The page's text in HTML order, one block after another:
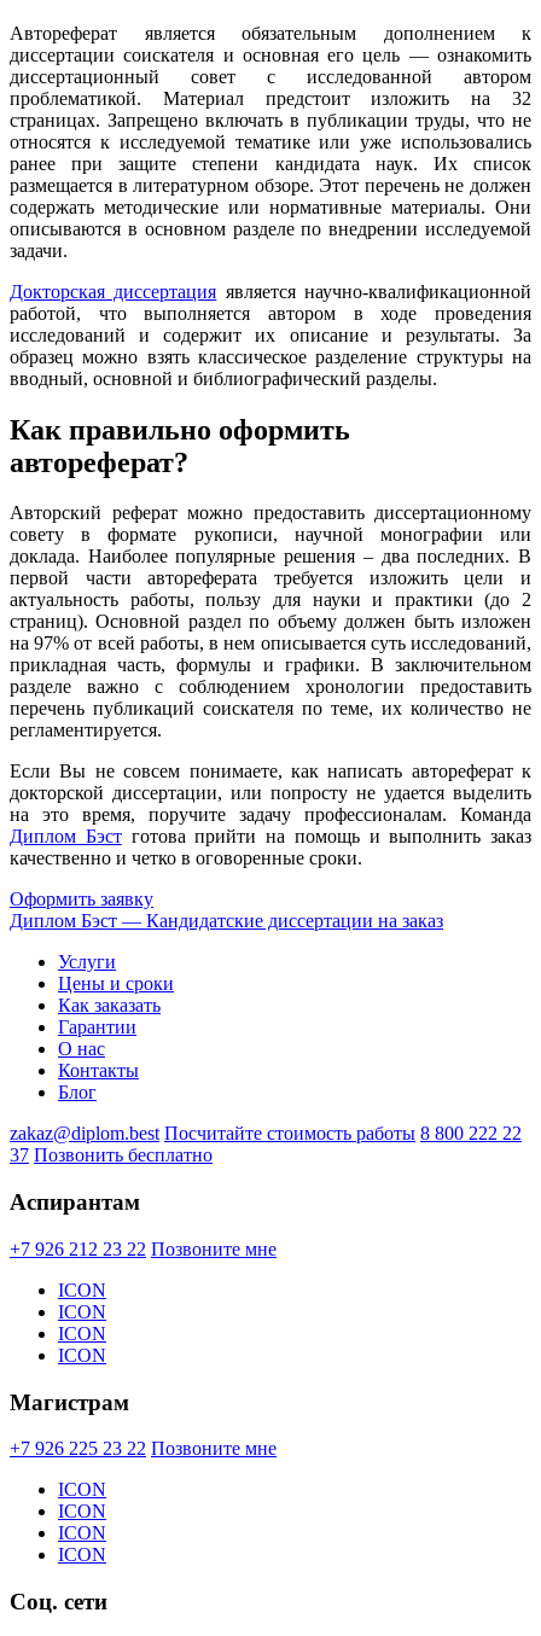
Автореферат является обязательным дополнением к
диссертации соискателя и основная его цель — ознакомить
диссертационный совет с исследованной автором
проблематикой. Материал предстоит изложить на 32
страницах. Запрещено включать в публикации труды, что не
относятся к исследуемой тематике или уже использовались
ранее при защите степени кандидата наук. Их список
размещается в литературном обзоре. Этот перечень не должен
содержать методические или нормативные материалы. Они
описываются в основном разделе по внедрении исследуемой
задачи.
Докторская диссертация является научно-квалификационной
работой, что выполняется автором в ходе проведения
исследований и содержит их описание и результаты. За
образец можно взять классическое разделение структуры на
вводный, основной и библиографический разделы.
Как правильно оформить
автореферат?
Авторский реферат можно предоставить диссертационному
совету в формате рукописи, научной монографии или
доклада. Наиболее популярные решения – два последних. В
первой части автореферата требуется изложить цели и
актуальность работы, пользу для науки и практики (до 2
страниц). Основной раздел по объему должен быть изложен
на 97% от всей работы, в нем описывается суть исследований,
прикладная часть, формулы и графики. В заключительном
разделе важно с соблюдением хронологии предоставить
перечень публикаций соискателя по теме, их количество не
регламентируется.
Если Вы не совсем понимаете, как написать автореферат к
докторской диссертации, или попросту не удается выделить
на это время, поручите задачу профессионалам. Команда
Диплом Бэстготова прийти на помощь и выполнить заказ
качественно и четко в оговоренные сроки.
Оформить заявку
Диплом Бэст — Кандидатские диссертации на заказ
Услуги
Цены и сроки
Как заказать
Гарантии
О нас
Контакты
Блог
zakaz@diplom.best Посчитайте стоимость работы 8 800 222 22
37 Позвонить бесплатно
Аспирантам
+7 926 212 23 22 Позвоните мне
ICON
ICON
ICON
ICON
Магистрам
+7 926 225 23 22 Позвоните мне
ICON
ICON
ICON
ICON
Соц. сети